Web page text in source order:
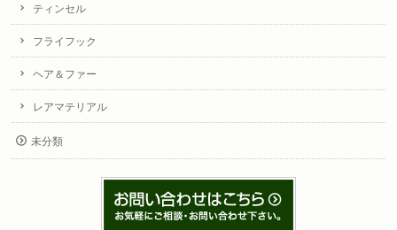
ティンセル
フライフック
ヘア＆ファー
レアマテリアル
未分類